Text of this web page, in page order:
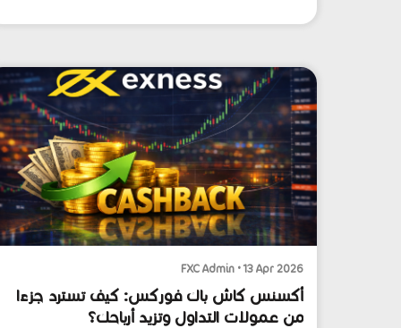
FXC Admin • 13 Apr 2026
أكسنس كاش باك فوركس: كيف تسترد جزءًا
من عمولات التداول وتزيد أرباحك؟